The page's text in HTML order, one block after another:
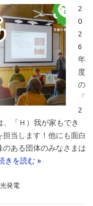
2
0
2
6
年
度
の
「
2
「Ｈ）我が家もでき
当します！他にも面白
ある団体のみなさまは
きを読む »
発電